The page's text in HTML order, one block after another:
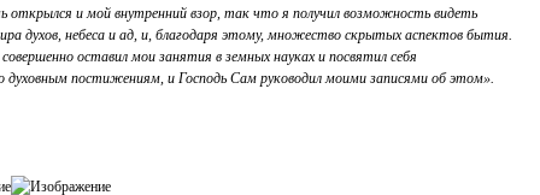
открылся и мой внутренний взор, так что я получил возможность видеть
духов, небеса и ад, и, благодаря этому, множество скрытых аспектов бытия.
оставил мои занятия в земных науках и посвятил себя
духовным постижениям, и Господь Сам руководил моими записями об этом».